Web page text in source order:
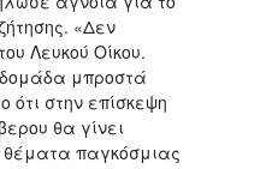
«Δεν
Λευκού Οίκου.
μπροστά
ότι στην επίσκεψη
θα γίνει
θέματα παγκόσμιας